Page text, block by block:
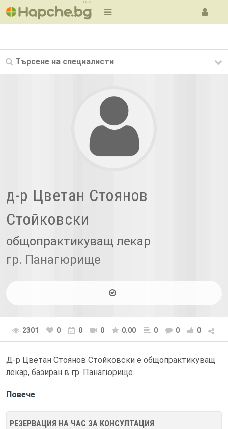
BETA
Търсене на специалисти
д-р Цветан Стоянов
Стойковски
общопрактикуващ лекар
гр. Панагюрище
2301 0 0 0 0.00 0 0 0
Д-р Цветан Стоянов Стойковски е общопрактикуващ
лекар, базиран в гр. Панагюрище.
Повече
РЕЗЕРВАЦИЯ НА ЧАС ЗА КОНСУЛТАЦИЯ